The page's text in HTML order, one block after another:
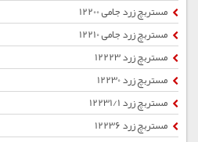
مستربچ زرد جامی 12200
مستربچ زرد جامی 12210
مستربچ زرد 12223
مستربچ زرد 12230
مستربچ زرد 12231/1
مستربچ زرد 12236